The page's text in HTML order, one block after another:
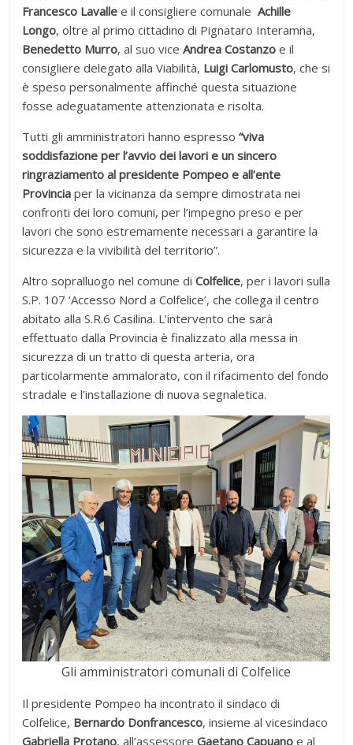
Francesco Lavalle e il consigliere comunaleAchille
Longo, oltre al primo cittadino di Pignataro Interamna,
Benedetto Murro, al suo viceAndrea Costanzoe il
consigliere delegato alla Viabilità, Luigi Carlomusto, che si
è speso personalmente affinché questa situazione
fosse adeguatamente attenzionata e risolta.
Tutti gli amministratori hanno espresso“viva
soddisfazione per l’avvio dei lavori e un sincero
ringraziamento al presidente Pompeo e all’ente
Provinciaper la vicinanza da sempre dimostrata nei
confronti dei loro comuni, per l’impegno preso e per
lavori che sono estremamente necessari a garantire la
sicurezza e la vivibilità del territorio”.
Altro sopralluogo nel comune diColfelice, per i lavori sulla
S.P. 107 ‘Accesso Nord a Colfelice’, che collega il centro
abitato alla S.R.6 Casilina. L’intervento che sarà
effettuato dalla Provincia è finalizzato alla messa in
sicurezza di un tratto di questa arteria, ora
particolarmente ammalorato, con il rifacimento del fondo
stradale e l’installazione di nuova segnaletica.
Gli amministratori comunali di Colfelice
Il presidente Pompeo ha incontrato il sindaco di
Colfelice, Bernardo Donfrancesco, insieme al vicesindaco
Gabriella Protano, all’assessoreGaetano Capuano e al